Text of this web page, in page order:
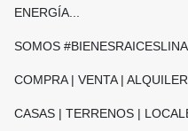
ENERGÍA...
SOMOS
COMPRA | VENTA |
CASAS | TERRENOS |